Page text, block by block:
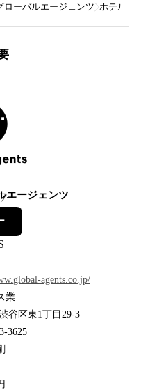
ーバルエージェンツ ホテル併
ージェンツ
ー
agents.co.jp/
業
谷区東1丁目29-3
3625